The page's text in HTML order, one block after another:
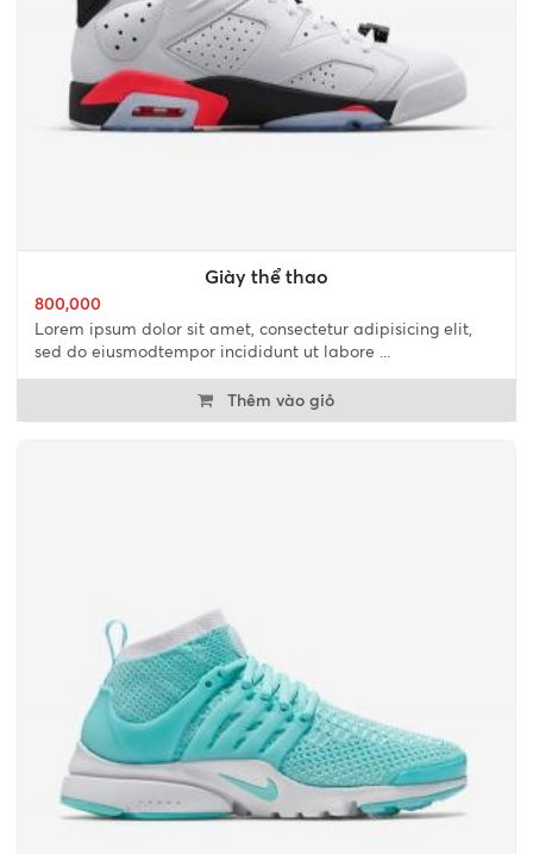
Giày thể thao
800,000
Lorem ipsum dolor sit amet, consectetur adipisicing elit,
sed do eiusmodtempor incididunt ut labore ...
Thêm vào giỏ